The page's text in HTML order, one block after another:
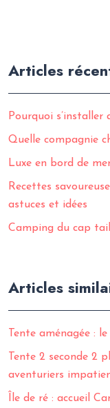
Articles
Pourquoi
Quelle compagnie
Luxe en bord de
Recettes
astuces et idées
Camping du cap
Articles
Tente aménagée :
Tente 2 seconde 2
aventuriers
Île de ré : accueil